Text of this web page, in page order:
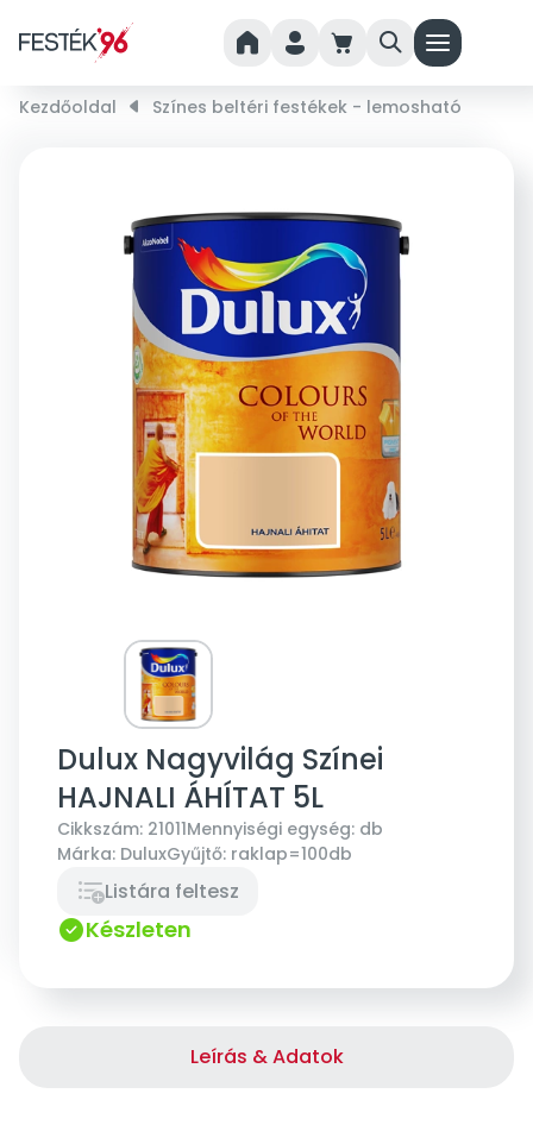
home person cart search menu
Kezdőoldal right_small Színes beltéri festékek - lemosható
Dulux Nagyvilág Színei
HAJNALI ÁHÍTAT 5L
Cikkszám: 21011Mennyiségi egység: db
Márka: DuluxGyűjtő: raklap=100db
Listára feltesz
Készleten
Leírás & Adatok